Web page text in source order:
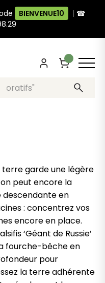
BIENVENUE10 | ☎
terre garde une légère
peut encore la
descendante en
: concentrez vos
encore en place.
‘Géant de Russie’
fourche-bêche en
pour
la terre adhérente